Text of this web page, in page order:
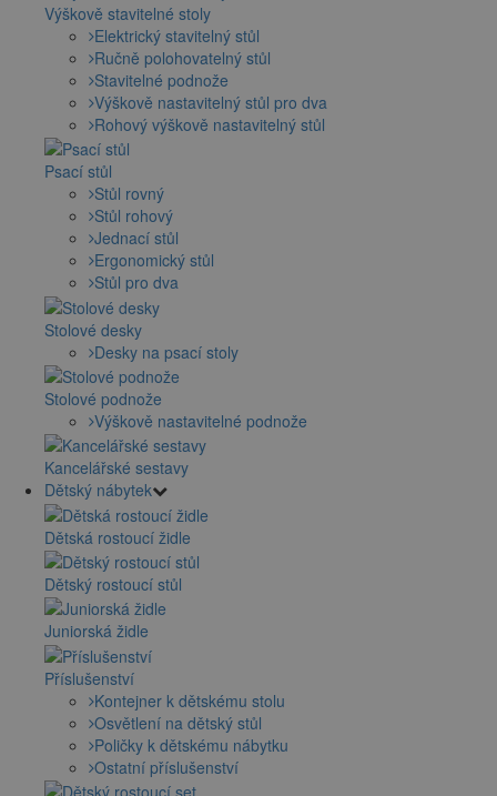
Výškově stavitelné stoly
Elektrický stavitelný stůl
Ručně polohovatelný stůl
Stavitelné podnože
Výškově nastavitelný stůl pro dva
Rohový výškově nastavitelný stůl
Psací stůl
Stůl rovný
Stůl rohový
Jednací stůl
Ergonomický stůl
Stůl pro dva
Stolové desky
Desky na psací stoly
Stolové podnože
Výškově nastavitelné podnože
Kancelářské sestavy
Dětský nábytek
Dětská rostoucí židle
Dětský rostoucí stůl
Juniorská židle
Příslušenství
Kontejner k dětskému stolu
Osvětlení na dětský stůl
Poličky k dětskému nábytku
Ostatní příslušenství